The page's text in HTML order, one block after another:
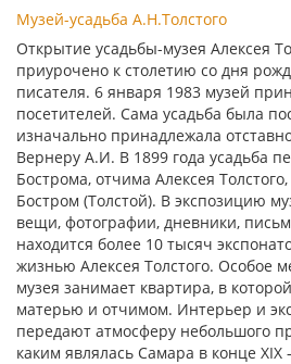
Музей-усадьба А.Н.Толстого
Открытие усадьбы-музея Алексея
приурочено к столетию со дня
писателя. 6 января 1983 музей
посетителей. Сама усадьба была
изначально принадлежала
Вернеру А.И. В 1899 года усадьба
Бострома, отчима Алексея
Бостром (Толстой). В экспозицию
вещи, фотографии, дневники,
находится более 10 тысяч
жизнью Алексея Толстого. Особое
музея занимает квартира, в
матерью и отчимом. Интерьер и
передают атмосферу небольшого
каким являлась Самара в конце XIX